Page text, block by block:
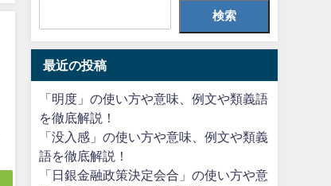
検索
最近の投稿
「明度」の使い方や意味、例文や類義語
を徹底解説！
「没入感」の使い方や意味、例文や類義
語を徹底解説！
「日銀金融政策決定会合」の使い方や意